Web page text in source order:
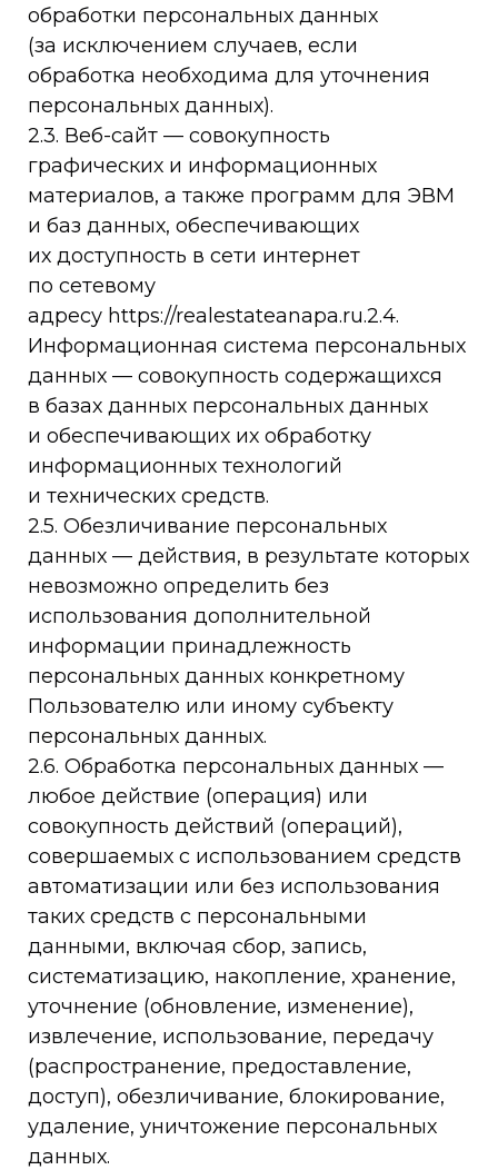
обработки персональных данных
(за исключением случаев, если
обработка необходима для уточнения
персональных данных).
2.3. Веб-сайт — совокупность
графических и информационных
материалов, а также программ для ЭВМ
и баз данных, обеспечивающих
их доступность в сети интернет
по сетевому
адресу https://realestateanapa.ru.2.4.
Информационная система персональных
данных — совокупность содержащихся
в базах данных персональных данных
и обеспечивающих их обработку
информационных технологий
и технических средств.
2.5. Обезличивание персональных
данных — действия, в результате которых
невозможно определить без
использования дополнительной
информации принадлежность
персональных данных конкретному
Пользователю или иному субъекту
персональных данных.
2.6. Обработка персональных данных —
любое действие (операция) или
совокупность действий (операций),
совершаемых с использованием средств
автоматизации или без использования
таких средств с персональными
данными, включая сбор, запись,
систематизацию, накопление, хранение,
уточнение (обновление, изменение),
извлечение, использование, передачу
(распространение, предоставление,
доступ), обезличивание, блокирование,
удаление, уничтожение персональных
данных.